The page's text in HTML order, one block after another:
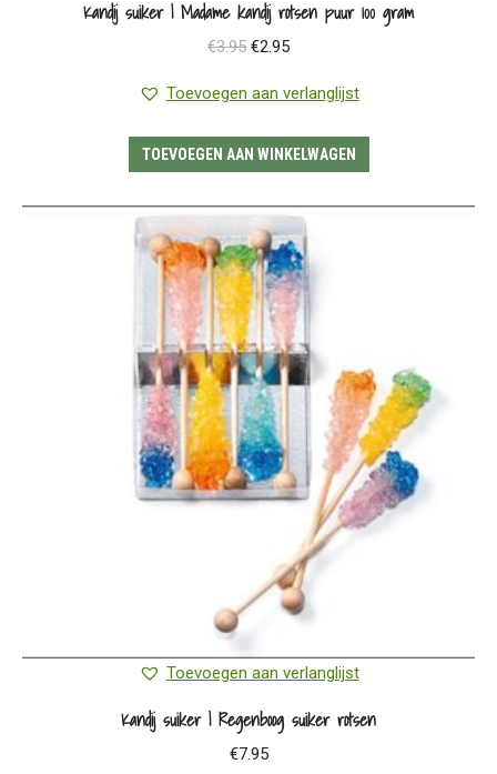
Kandij suiker | Madame kandij rotsen puur 100 gram
€3.95 Oorspronkelijke
was:
€3.95.
€2.95Huidige
is:
€2.95.
Toevoegen aan verlanglijst
TOEVOEGEN AAN WINKELWAGEN
Toevoegen aan verlanglijst
Kandij suiker | Regenboog suiker rotsen
€7.95